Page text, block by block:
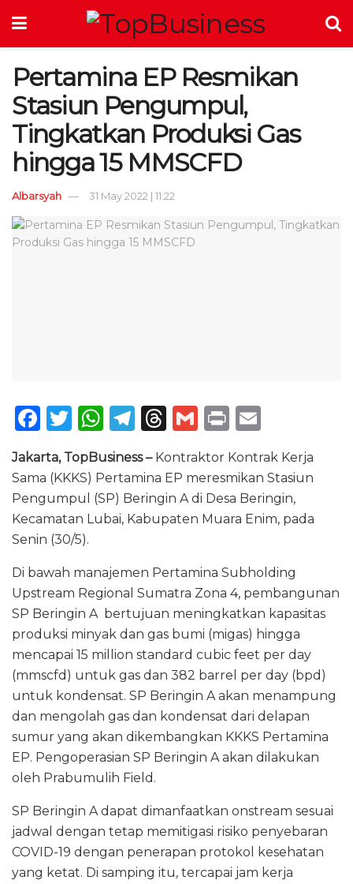
Pertamina EP Resmikan
Stasiun Pengumpul,
Tingkatkan Produksi Gas
hingga 15 MMSCFD
Albarsyah 31 May 2022 | 11:22
F
c
e
b
o
o
k
T
it
te
r
W
h
a
ts
A
p
T
e
g
ra
T
re
a
d
G
ai
l
P
n
t
ai
l
Jakarta, TopBusiness – Kontraktor Kontrak Kerja
Sama (KKKS) Pertamina EP meresmikan Stasiun
Pengumpul (SP) Beringin A di Desa Beringin,
Kecamatan Lubai, Kabupaten Muara Enim, pada
Senin (30/5).
Di bawah manajemen Pertamina Subholding
Upstream Regional Sumatra Zona 4, pembangunan
SP Beringin A bertujuan meningkatkan kapasitas
produksi minyak dan gas bumi (migas) hingga
mencapai 15 million standard cubic feet per day
(mmscfd) untuk gas dan 382 barrel per day (bpd)
untuk kondensat. SP Beringin A akan menampung
dan mengolah gas dan kondensat dari delapan
sumur yang akan dikembangkan KKKS Pertamina
EP. Pengoperasian SP Beringin A akan dilakukan
oleh Prabumulih Field.
SP Beringin A dapat dimanfaatkan onstream sesuai
jadwal dengan tetap memitigasi risiko penyebaran
COVID-19 dengan penerapan protokol kesehatan
yang ketat. Di samping itu, tercapai jam kerja